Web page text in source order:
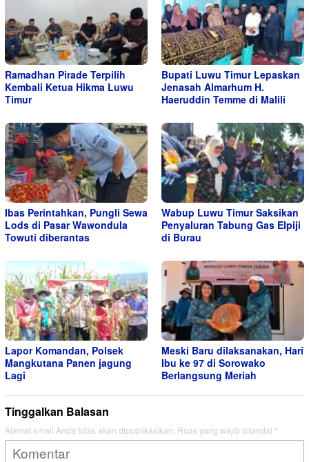
Ramadhan Pirade Terpilih
Kembali Ketua Hikma Luwu
Timur
Bupati Luwu Timur Lepaskan
Jenasah Almarhum H.
Haeruddin Temme di Malili
Ibas Perintahkan, Pungli Sewa
Lods di Pasar Wawondula
Towuti diberantas
Wabup Luwu Timur Saksikan
Penyaluran Tabung Gas Elpiji
di Burau
Lapor Komandan, Polsek
Mangkutana Panen jagung
Lagi
Meski Baru dilaksanakan, Hari
Ibu ke 97 di Sorowako
Berlangsung Meriah
Tinggalkan Balasan
Alamat email Anda tidak akan dipublikasikan. Ruas yang wajib ditandai *